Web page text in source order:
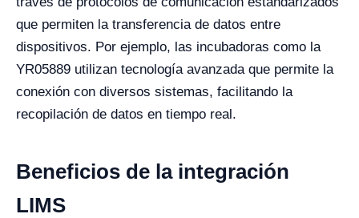
que permiten la transferencia de datos entre
dispositivos. Por ejemplo, las incubadoras como la
YR05889 utilizan tecnología avanzada que permite la
conexión con diversos sistemas, facilitando la
recopilación de datos en tiempo real.
Beneficios de la integración
LIMS